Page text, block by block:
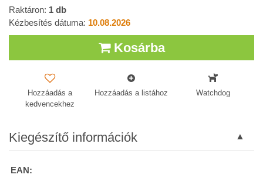
Raktáron: 1 db
Kézbesítés dátuma: 10.08.2026
Kosárba
Hozzáadás a
kedvencekhez
Hozzáadás a listához Watchdog
Kiegészítő információk
EAN: